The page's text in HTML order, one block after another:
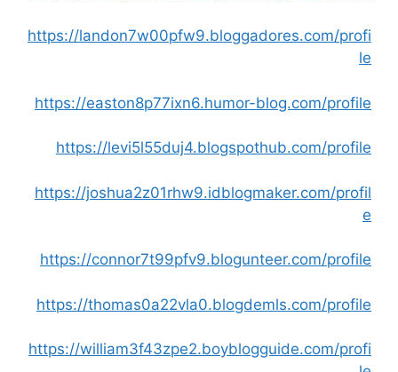
https://landon7w00pfw9.bloggadores.com/profi
le
https://easton8p77ixn6.humor-blog.com/profile
https://levi5l55duj4.blogspothub.com/profile
https://joshua2z01rhw9.idblogmaker.com/profil
e
https://connor7t99pfv9.blogunteer.com/profile
https://thomas0a22vla0.blogdemls.com/profile
https://william3f43zpe2.boyblogguide.com/profi